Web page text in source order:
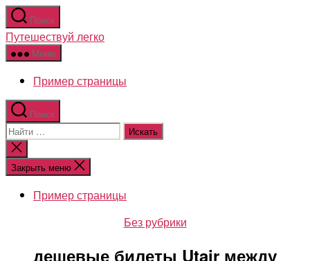
Перейти
к
содержимому
Поиск
Путешествуй легко
Меню
Пример страницы
Поиск
Поиск:
Закрыть
поиск
Закрыть меню
Пример страницы
Рубрики
Без рубрики
дешевые билеты Utair между